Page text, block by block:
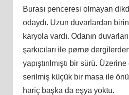
Burası penceresi olmayan
odaydı. Uzun duvarlardan
karyola vardı. Odanın
şarkıcıları ile pørnø
yapıştırılmıştı bir sürü.
serilmiş küçük bir masa ile
hariç başka da eşya yoktu.